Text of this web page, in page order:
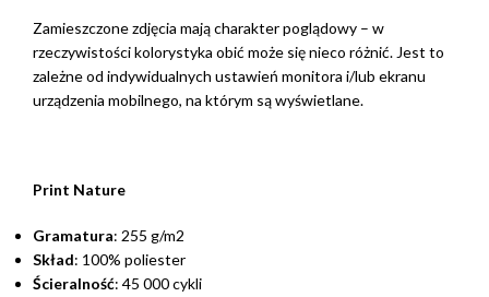
Zamieszczone zdjęcia mają charakter poglądowy – w
rzeczywistości kolorystyka obić może się nieco różnić. Jest to
zależne od indywidualnych ustawień monitora i/lub ekranu
urządzenia mobilnego, na którym są wyświetlane.
Print Nature
Gramatura: 255 g/m2
Skład: 100% poliester
Ścieralność: 45 000 cykli